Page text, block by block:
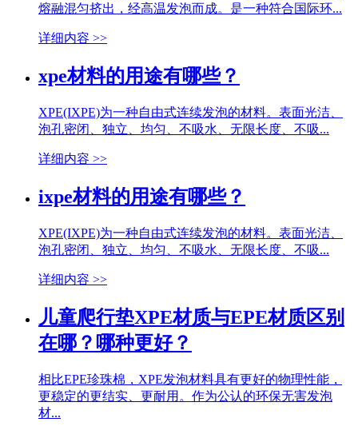
熔融混匀挤出，经高温发泡而成。是一种符合国际环...
详细内容 >>
xpe材料的用途有哪些？
XPE(IXPE)为一种自由式连续发泡的材料。表面光洁、
泡孔密闭、独立、均匀、不吸水、无限长度、不吸...
详细内容 >>
ixpe材料的用途有哪些？
XPE(IXPE)为一种自由式连续发泡的材料。表面光洁、
泡孔密闭、独立、均匀、不吸水、无限长度、不吸...
详细内容 >>
儿童爬行垫XPE材质与EPE材质区别
在哪？哪种更好？
相比EPE珍珠棉，XPE发泡材料具有更好的物理性能，
更稳定的更结实、更耐用。作为公认的环保无害发泡
材...